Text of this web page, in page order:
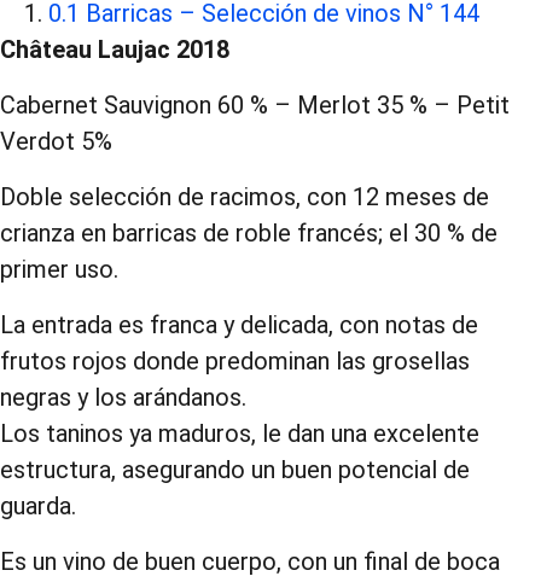
0.1 Barricas – Selección de vinos N° 144
Château Laujac 2018
Cabernet Sauvignon 60 % – Merlot 35 % – Petit
Verdot 5%
Doble selección de racimos, con 12 meses de
crianza en barricas de roble francés; el 30 % de
primer uso.
La entrada es franca y delicada, con notas de
frutos rojos donde predominan las grosellas
negras y los arándanos.
Los taninos ya maduros, le dan una excelente
estructura, asegurando un buen potencial de
guarda.
Es un vino de buen cuerpo, con un final de boca